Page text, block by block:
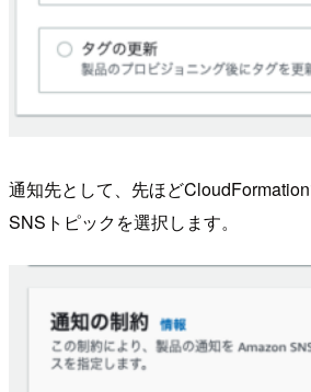
通知先として、先ほど
SNSトピックを選択します。